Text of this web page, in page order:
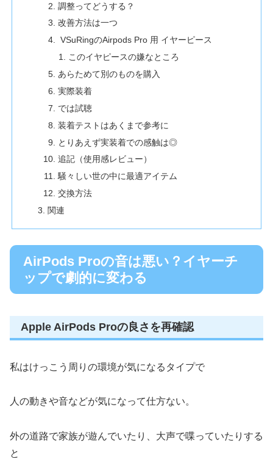
調整ってどうする？
改善方法は一つ
VSuRingのAirpods Pro 用 イヤーピース
このイヤピースの嫌なところ
あらためて別のものを購入
実際装着
では試聴
装着テストはあくまで参考に
とりあえず実装着での感触は◎
追記（使用感レビュー）
騒々しい世の中に最適アイテム
交換方法
関連
AirPods Proの音は悪い？イヤーチ
ップで劇的に変わる
Apple AirPods Proの良さを再確認
私はけっこう周りの環境が気になるタイプで
人の動きや音などが気になって仕方ない。
外の道路で家族が遊んでいたり、大声で喋っていたりする
と